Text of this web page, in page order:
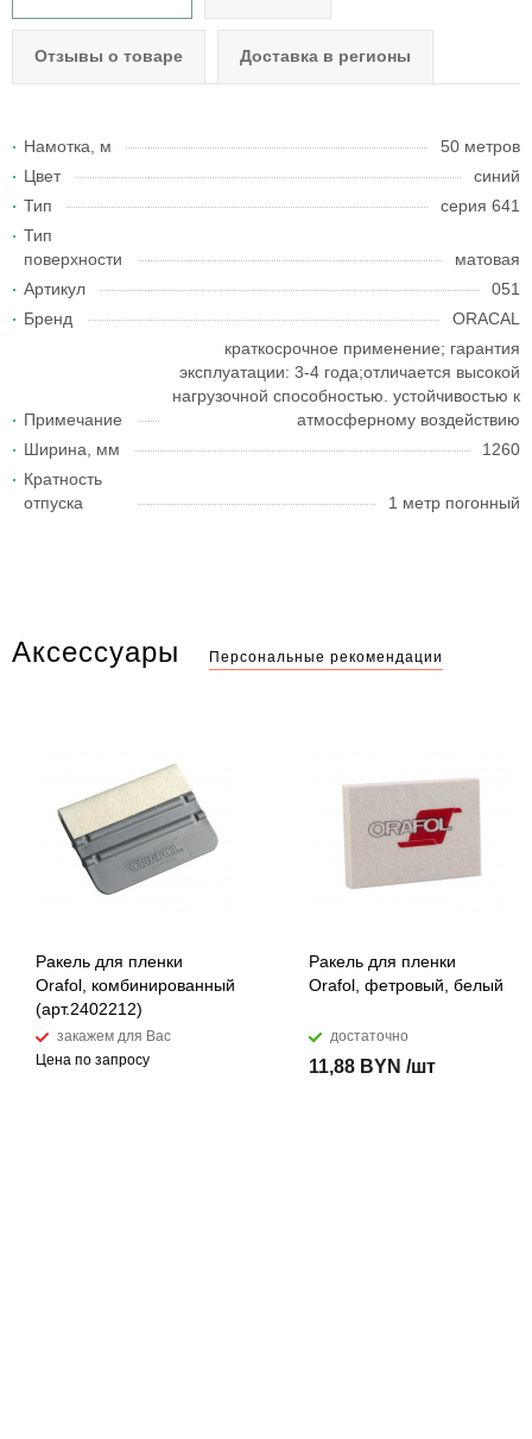
Отзывы о товаре Доставка в регионы
Намотка, м
50 метров
Цвет
синий
Тип
серия 641
Тип
поверхности
матовая
Артикул
051
Бренд
ORACAL
Примечание
краткосрочное применение; гарантия
эксплуатации: 3-4 года;отличается высокой
нагрузочной способностью. устойчивостью к
атмосферному воздействию
Ширина, мм
1260
Кратность
отпуска
1 метр погонный
Аксессуары Персональные рекомендации
Ракель для пленки
Orafol, комбинированный
(арт.2402212)
закажем для Вас
Цена по запросу
Ракель для пленки
Orafol, фетровый, белый
достаточно
11,88 BYN /шт